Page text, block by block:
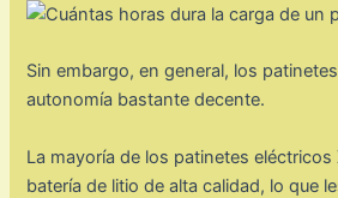
Sin embargo, en general, los
autonomía bastante decente.
La mayoría de los patinetes eléctricos
batería de litio de alta calidad, lo que